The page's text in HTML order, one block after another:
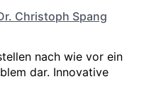
Christoph Spang
nach wie vor ein
dar. Innovative